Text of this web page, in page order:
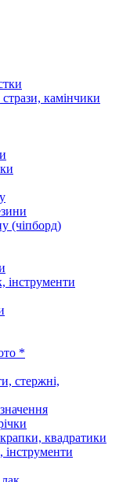
камінчики
(чіпборд)
інструменти
*
стержні,
квадратики
інструменти